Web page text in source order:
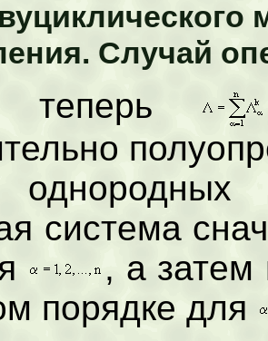
Случай
теперь
система
, а
порядке для